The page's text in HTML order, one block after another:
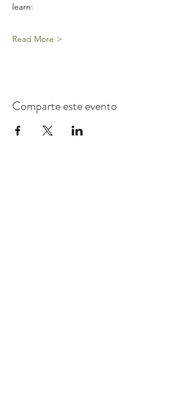
learn:
Read More >
Comparte este evento